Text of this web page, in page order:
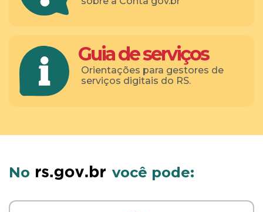
Guia de serviços
Orientações para gestores de
serviços digitais do RS.
No você pode: